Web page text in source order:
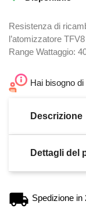
Resistenza di
l’atomizzatore
Range Wattaggio:
Hai bisogno
Descrizione
Dettagli del
Spedizione in